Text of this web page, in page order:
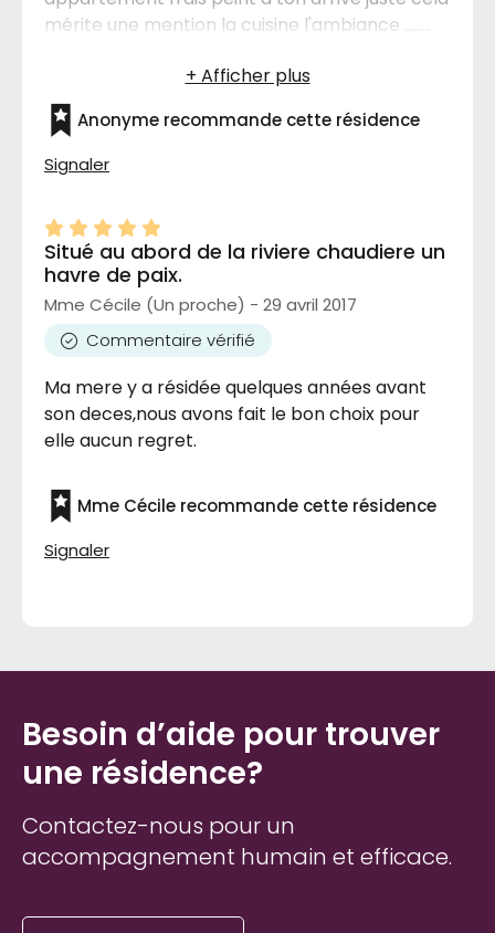
mérite une mention la cuisine l'ambiance ........
Anonyme recommande cette résidence
Signaler
Situé au abord de la riviere chaudiere un
havre de paix.
Mme Cécile (Un proche) - 29 avril 2017
Commentaire vérifié
Ma mere y a résidée quelques années avant
son deces,nous avons fait le bon choix pour
elle aucun regret.
Mme Cécile recommande cette résidence
Signaler
Besoin d’aide pour trouver
une résidence?
Contactez-nous pour un
accompagnement humain et efficace.